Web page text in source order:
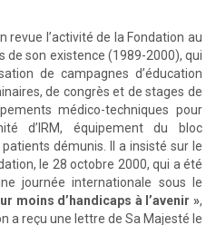
revue l’activité de la Fondation au
de son existence (1989-2000), qui
de campagnes d’éducation
de congrès et de stages de
médico-techniques pour
d’IRM, équipement du bloc
démunis. Il a insisté sur le
le 28 octobre 2000, qui a été
journée internationale sous le
moins d’handicaps à l’avenir »,
a reçu une lettre de Sa Majesté le